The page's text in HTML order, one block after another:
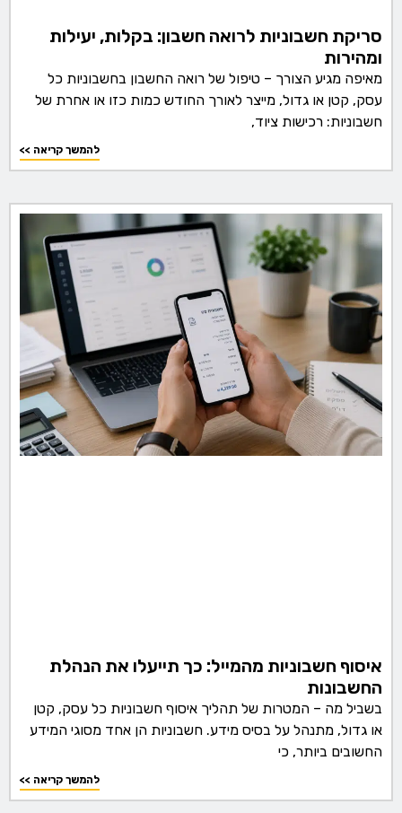
סריקת חשבוניות לרואה חשבון: בקלות, יעילות
ומהירות
מאיפה מגיע הצורך – טיפול של רואה החשבון בחשבוניות כל
עסק, קטן או גדול, מייצר לאורך החודש כמות כזו או אחרת של
חשבוניות: רכישות ציוד,
<< להמשך קריאה
איסוף חשבוניות מהמייל: כך תייעלו את הנהלת
החשבונות
בשביל מה – המטרות של תהליך איסוף חשבוניות כל עסק, קטן
או גדול, מתנהל על בסיס מידע. חשבוניות הן אחד מסוגי המידע
החשובים ביותר, כי
<< להמשך קריאה